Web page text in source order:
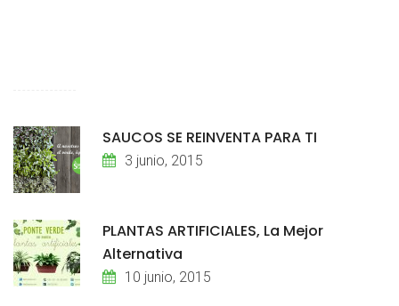
SAUCOS SE REINVENTA PARA TI
3 junio, 2015
PLANTAS ARTIFICIALES, La Mejor
Alternativa
10 junio, 2015